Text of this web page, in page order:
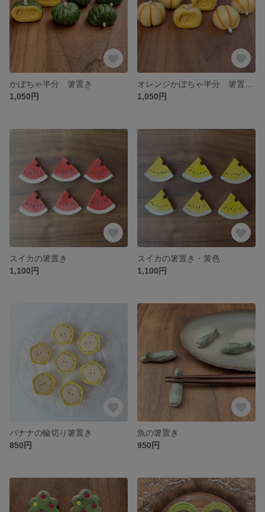
かぼちゃ半分 箸置き
1,050円
1,050円
スイカの箸置き
1,100円
スイカの箸置き・黄色
1,100円
バナナの輪切り箸置き
850円
魚の箸置き
950円